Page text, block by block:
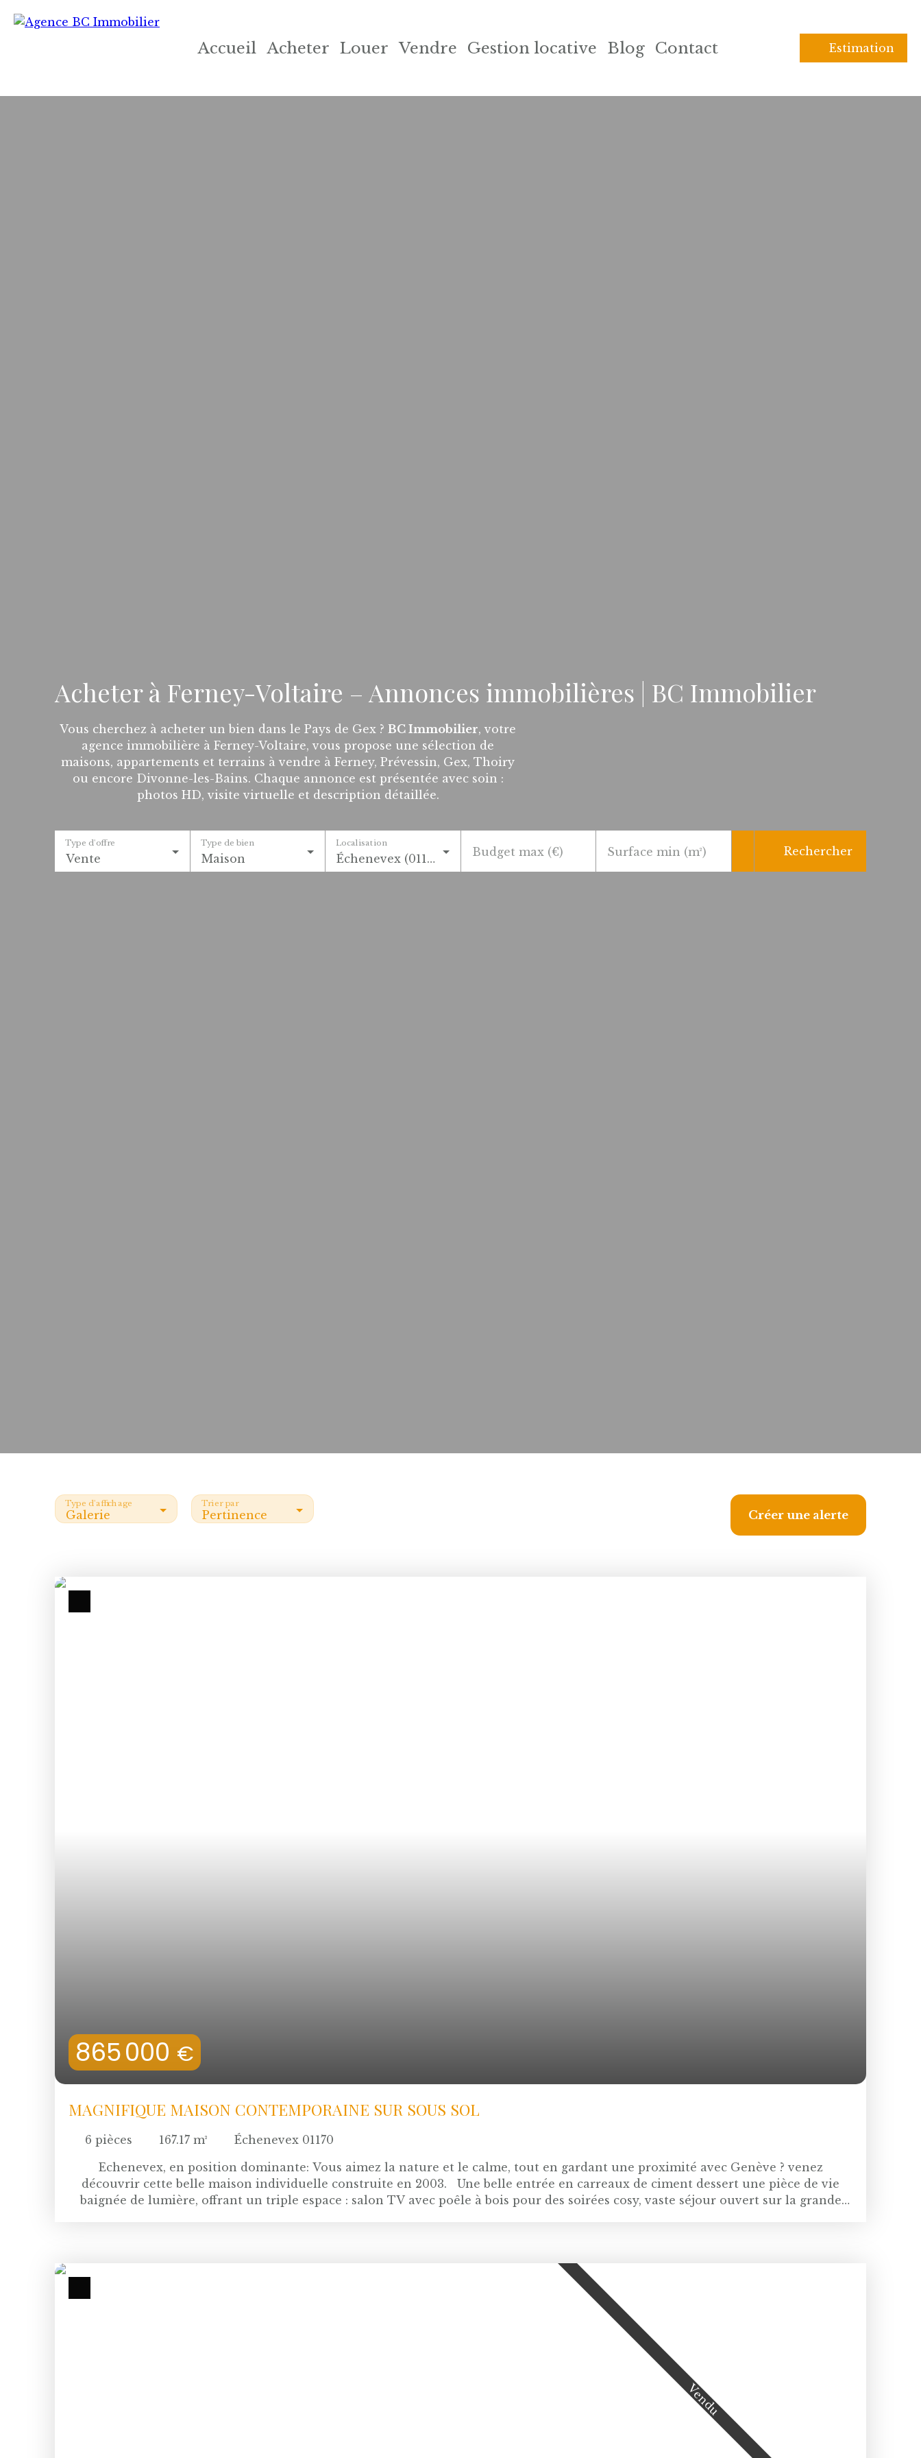
Accueil Acheter Louer Vendre Gestion locative Blog Contact Estimation
Acheter à Ferney-Voltaire – Annonces immobilières | BC Immobilier
Vous cherchez à acheter un bien dans le Pays de Gex ? BC Immobilier, votre
agence immobilière à Ferney-Voltaire, vous propose une sélection de
maisons, appartements et terrains à vendre à Ferney, Prévessin, Gex, Thoiry
ou encore Divonne-les-Bains. Chaque annonce est présentée avec soin :
photos HD, visite virtuelle et description détaillée.
Vente
Type d'offre
Maison
Type de bien
Échenevex (01170)
Localisation
Budget max (€) Surface min (m²) Rechercher
Galerie
Type d'affichage
Pertinence
Trier par
Créer une alerte
865 000 €
MAGNIFIQUE MAISON CONTEMPORAINE SUR SOUS SOL
6 pièces 167.17 m²
Échenevex 01170
Echenevex, en position dominante: Vous aimez la nature et le calme, tout en gardant une proximité avec Genève ? venez
découvrir cette belle maison individuelle construite en 2003. Une belle entrée en carreaux de ciment dessert une pièce de vie
baignée de lumière, offrant un triple espace : salon TV avec poêle à bois pour des soirées cosy, vaste séjour ouvert sur la grande
chambres dont une magnifique chambre parentale avec vue sur les arbres alentour pour un réveil en douceur au son des oiseaux.
Une salle de bains complète ce niveau. Le plus de la maison: un sous sol complet avec salle de home-cinema, cave, double garage
et buanderie. De nombreuses places de stationnement sont également disponibles à l'extérieur. Le jardin, d'une surface totale de
1030m2, est idéal pour les enfants. Un spa chauffé à 36 degrés toute l'année vous permettra de vous détendre après une journée de
travail. Ne manquez pas cette belle opportunité! Les informations sur les risques auxquels ce bien est exposé sont disponibles sur
le site Géorisques: www. georisques. gouv. fr L’équipe de BC IMMOBILIER, Agence au coeur du Pays de Gex, à la frontière de
Genève, vous propose un suivi personnalisé pour chaque étape de votre projet immobilier, car chacun de nos clients est unique !
Appartements, Villas, Maisons, terrains , nous vous accompagnons pour la Vente, la Location et la Gestion de vos biens. Allez voir
nos avis sur meilleursagents. com, car c’est vous qui en parlez le mieux ! 13 B chemin du Levant 01210 Ferney Voltaire (TPG ligne
Vendu